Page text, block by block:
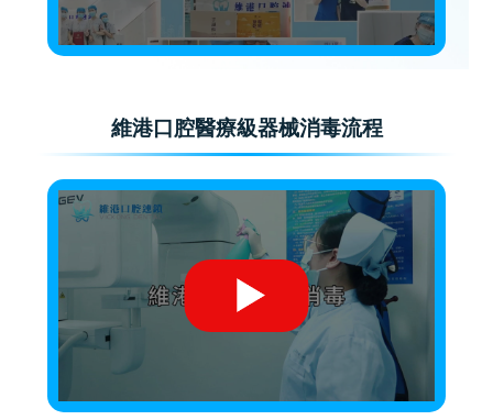
維港口腔醫療級器械消毒流程